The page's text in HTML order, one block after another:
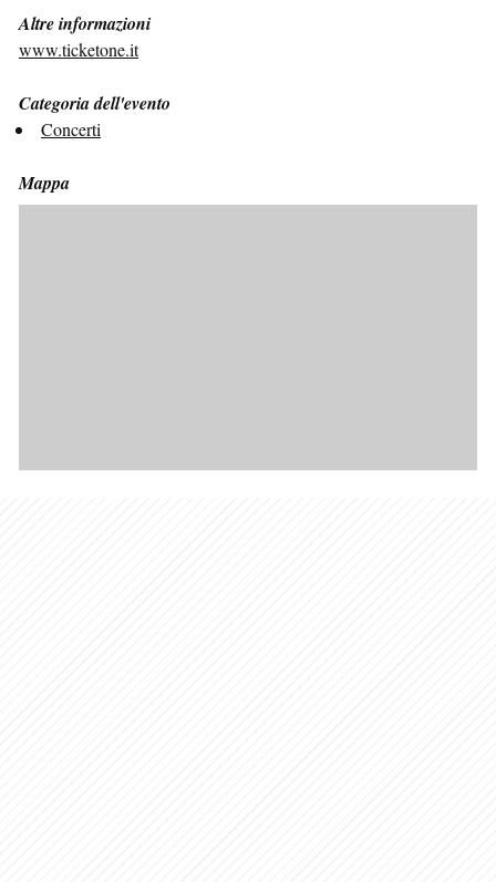
Altre informazioni
www.ticketone.it
Categoria dell'evento
Concerti
Mappa